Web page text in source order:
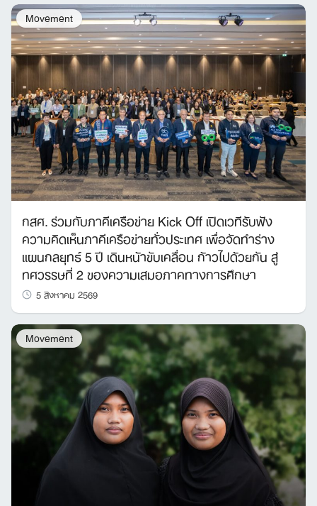
Search
for:
Movement
กสศ. ร่วมกับภาคีเครือข่าย Kick Off เปิดเวทีรับฟัง
ความคิดเห็นภาคีเครือข่ายทั่วประเทศ เพื่อจัดทำร่าง
แผนกลยุทธ์ 5 ปี เดินหน้าขับเคลื่อน ก้าวไปด้วยกัน สู่
ทศวรรษที่ 2 ของความเสมอภาคทางการศึกษา
5 สิงหาคม 2569
Movement